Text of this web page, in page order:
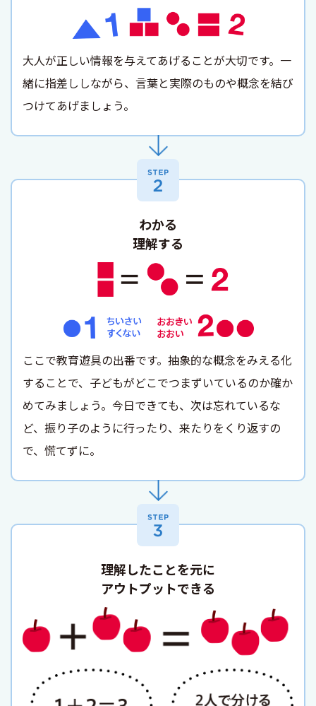
大人が正しい情報を与えてあげることが大切です。一
緒に指差ししながら、言葉と実際のものや概念を結び
つけてあげましょう。
わかる
理解する
ここで教育遊具の出番です。抽象的な概念をみえる化
することで、子どもがどこでつまずいているのか確か
めてみましょう。今日できても、次は忘れているな
ど、振り子のように行ったり、来たりをくり返すの
で、慌てずに。
理解したことを元に
アウトプットできる